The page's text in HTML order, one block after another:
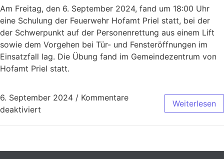
Am Freitag, den 6. September 2024, fand um 18:00 Uhr
eine Schulung der Feuerwehr Hofamt Priel statt, bei der
der Schwerpunkt auf der Personenrettung aus einem Lift
sowie dem Vorgehen bei Tür- und Fensteröffnungen im
Einsatzfall lag. Die Übung fand im Gemeindezentrum von
Hofamt Priel statt.
6. September 2024 / Kommentare
deaktiviert
Weiterlesen